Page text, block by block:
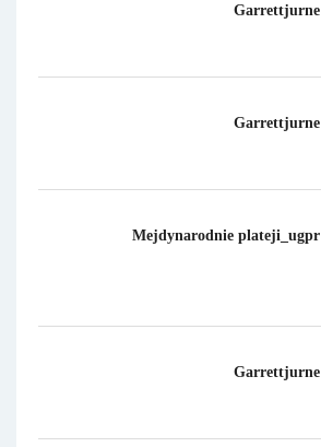
Garrettjurne
Garrettjurne
Mejdynarodnie plateji_ugpr
Garrettjurne